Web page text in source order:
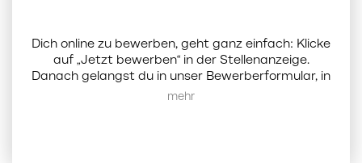
Dich online zu bewerben, geht ganz einfach: Klicke
auf „Jetzt bewerben“ in der Stellenanzeige.
Danach gelangst du in unser Bewerberformular, in
dem du Dokumente (Lebenslauf, Anschreiben und
Mehr anzeigen